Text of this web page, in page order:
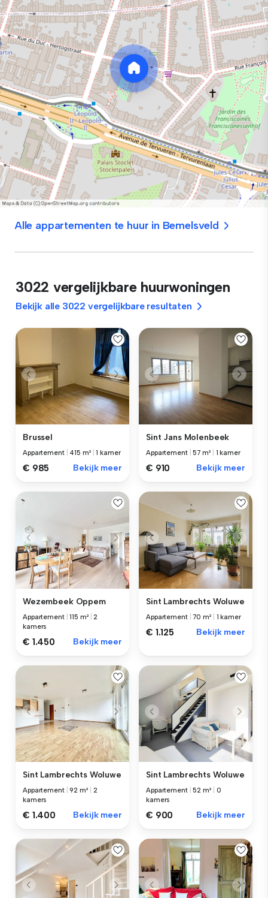
Alle appartementen te huur in Bemelsveld
3022 vergelijkbare huurwoningen
Bekijk alle 3022 vergelijkbare resultaten
Brussel
Appartement 415 m² |1 kamer
€ 985 Bekijk meer
Sint Jans Molenbeek
Appartement |57 m² 1 kamer
€ 910 Bekijk meer
Wezembeek Oppem
Appartement |115 m² |2
kamers
€ 1.450 Bekijk meer
Sint Lambrechts Woluwe
Appartement |70 m² 1 kamer
€ 1.125 Bekijk meer
Sint Lambrechts Woluwe
Appartement |92 m²
2
kamers
€ 1.400 Bekijk meer
Sint Lambrechts Woluwe
Appartement |52 m²
0
kamers
€ 900 Bekijk meer